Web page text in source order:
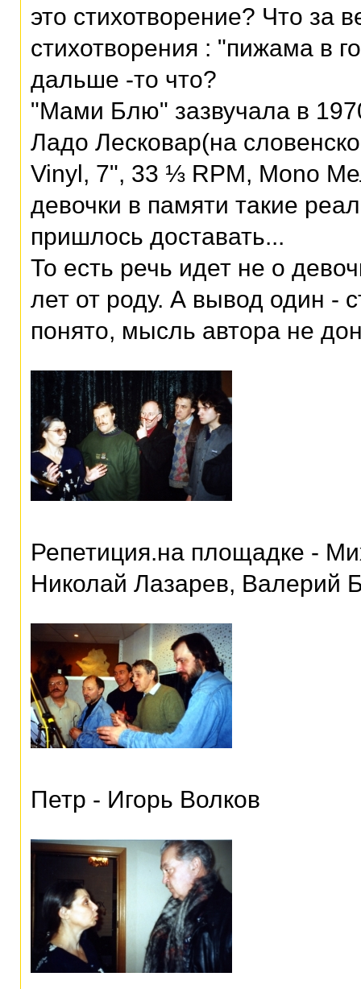
это стихотворение? Что за
стихотворения : "пижама в
дальше -то что?
"Мами Блю" зазвучала в
Ладо Лесковар(на
Vinyl, 7", 33 ⅓ RPM, Mono
девочки в памяти такие
пришлось доставать...
То есть речь идет не о
лет от роду. А вывод один -
понято, мысль автора не
Репетиция.на площадке -
Николай Лазарев, Валерий
Петр - Игорь Волков